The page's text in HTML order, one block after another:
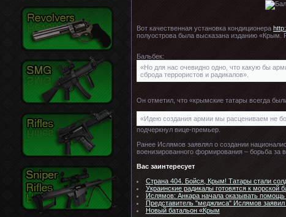
Вот качественная установка кондиционера
полуострова была высказана изданию «Крым.
Бальбек:
«Но для нас очевидно одно, что какую бы
сброда террористов и радикалов».
Он отметил, что «крымские татары всегда
«Идею создания армии мы расцениваем не
подчеркнул вице-премьер.
Ранее Ислямов заявлял о создании
военизированного формирования – борьба за
Вас заинтересует
Страна 404. Бойся, Крым! Татары стали
Украинские радикалы готовятся к морской
Ислямов: Анкара начала оказывать
Представитель "меджлиса" Ислямов
Новый батальон «Крым